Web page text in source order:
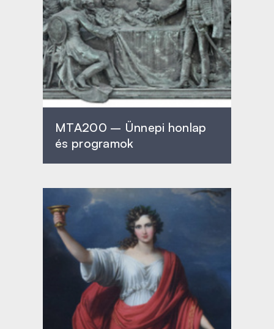
MTA200 – Ünnepi honlap
és programok